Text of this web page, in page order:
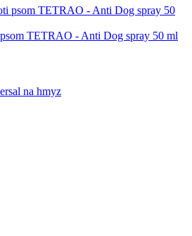
TETRAO - Anti Dog spray 50 ml